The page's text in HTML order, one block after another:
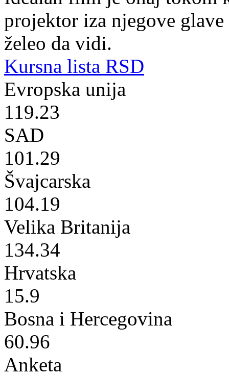
projektor iza njegove
želeo da vidi.
Kursna lista RSD
Evropska unija
119.23
SAD
101.29
Švajcarska
104.19
Velika Britanija
134.34
Hrvatska
15.9
Bosna i Hercegovina
60.96
Anketa